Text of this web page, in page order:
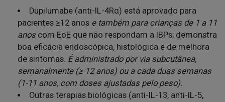
Dupilumabe (anti-IL-4Rα) está aprovado para
pacientes ≥12 anos e também para crianças de 1 a 11
anos com EoE que não respondam a IBPs; demonstra
boa eficácia endoscópica, histológica e de melhora
de sintomas. É administrado por via subcutânea,
semanalmente (≥ 12 anos) ou a cada duas semanas
(1-11 anos, com doses ajustadas pelo peso).
Outras terapias biológicas (anti-IL-13, anti-IL-5,